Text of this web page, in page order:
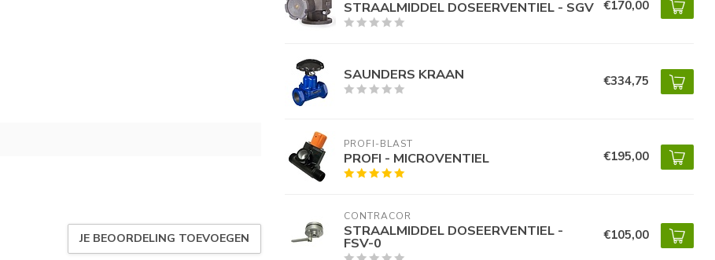
JE BEOORDELING TOEVOEGEN
STRAALMIDDEL DOSEERVENTIEL - SGV €170,00
SAUNDERS KRAAN €334,75
PROFI-BLAST
PROFI - MICROVENTIEL €195,00
CONTRACOR
STRAALMIDDEL DOSEERVENTIEL -
FSV-0 €105,00